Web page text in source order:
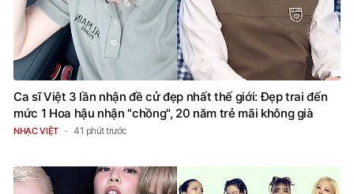
Ca sĩ Việt 3 lần nhận đề cử đẹp nhất thế giới: Đẹp trai đến
mức 1 Hoa hậu nhận "chồng", 20 năm trẻ mãi không già
NHẠC VIỆT 41 phút trước